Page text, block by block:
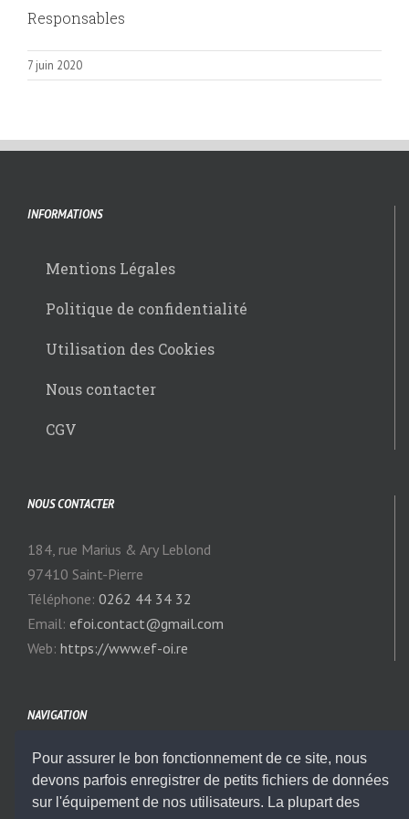
Pour assurer le bon fonctionnement de ce site, nous
devons parfois enregistrer de petits fichiers de données
sur l'équipement de nos utilisateurs. La plupart des
Responsables
7 juin 2020
INFORMATIONS
Mentions Légales
Politique de confidentialité
Utilisation des Cookies
Nous contacter
CGV
NOUS CONTACTER
184, rue Marius & Ary Leblond
97410 Saint-Pierre
Téléphone: 0262 44 34 32
Email: efoi.contact@gmail.com
Web: https://www.ef-oi.re
NAVIGATION
Notre Actualité
Modules